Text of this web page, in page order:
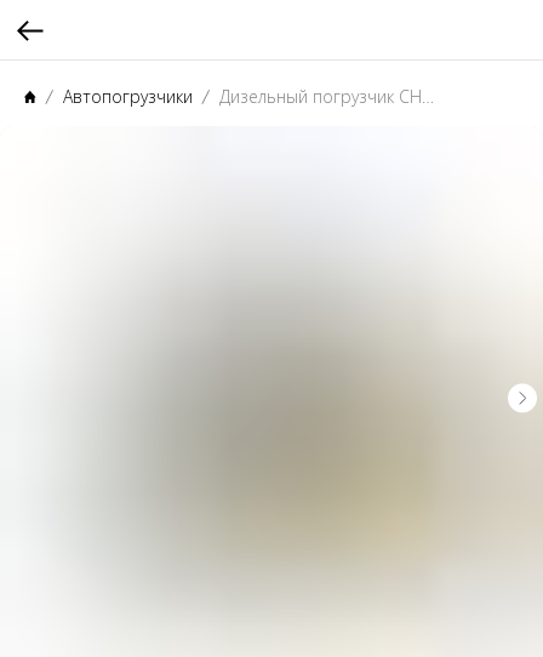
Автопогрузчики Дизельный погрузчик CHL CPCD 50